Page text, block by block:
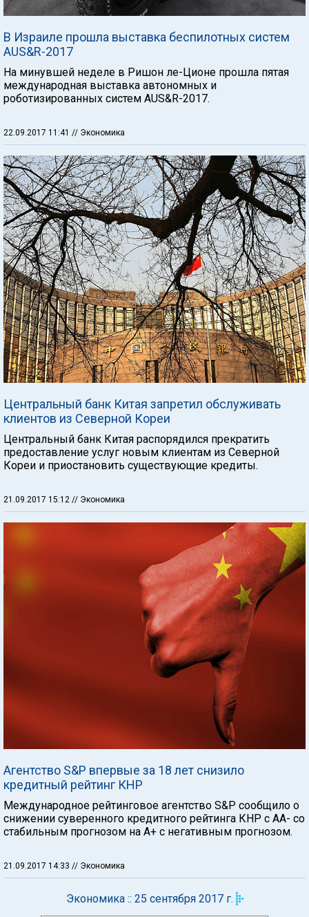
В Израиле прошла выставка беспилотных систем
AUS&R-2017
На минувшей неделе в Ришон ле-Ционе прошла пятая
международная выставка автономных и
роботизированных систем AUS&R-2017.
22.09.2017 11:41 // Экономика
Центральный банк Китая запретил обслуживать
клиентов из Северной Кореи
Центральный банк Китая распорядился прекратить
предоставление услуг новым клиентам из Северной
Кореи и приостановить существующие кредиты.
21.09.2017 15:12 // Экономика
Агентство S&P впервые за 18 лет снизило
кредитный рейтинг КНР
Международное рейтинговое агентство S&P сообщило о
снижении суверенного кредитного рейтинга КНР с AA- со
стабильным прогнозом на A+ c негативным прогнозом.
21.09.2017 14:33 // Экономика
Экономика :: 25 сентября 2017 г.